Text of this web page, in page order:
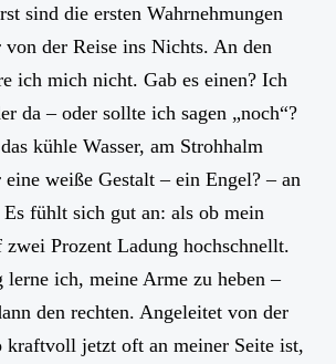
sind die ersten Wahrnehmungen
der Reise ins Nichts. An den
ich mich nicht. Gab es einen? Ich
da – oder sollte ich sagen „noch“?
kühle Wasser, am Strohhalm
weiße Gestalt – ein Engel? – an
fühlt sich gut an: als ob mein
Prozent Ladung hochschnellt.
lerne ich, meine Arme zu heben –
den rechten. Angeleitet von der
kraftvoll jetzt oft an meiner Seite ist,